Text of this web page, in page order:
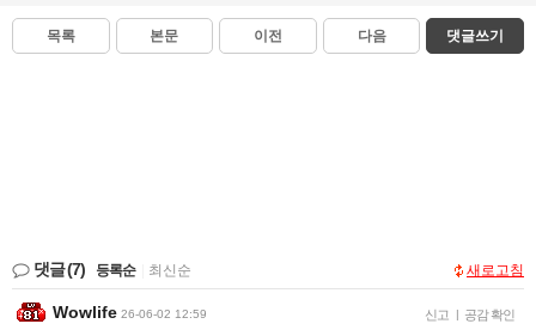
목록 본문 이전 다음 댓글쓰기
댓글(7) 등록순 최신순 새로고침
Wowlife 26-06-02 12:59 신고 | 공감 확인